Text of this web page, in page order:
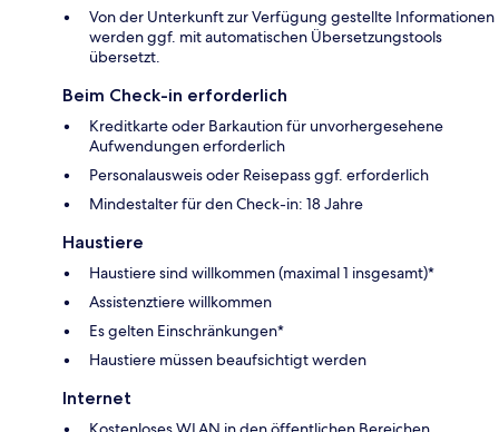
Von der Unterkunft zur Verfügung gestellte Informationen
werden ggf. mit automatischen Übersetzungstools
übersetzt.
Beim Check-in erforderlich
Kreditkarte oder Barkaution für unvorhergesehene
Aufwendungen erforderlich
Personalausweis oder Reisepass ggf. erforderlich
Mindestalter für den Check-in: 18 Jahre
Haustiere
Haustiere sind willkommen (maximal 1 insgesamt)*
Assistenztiere willkommen
Es gelten Einschränkungen*
Haustiere müssen beaufsichtigt werden
Internet